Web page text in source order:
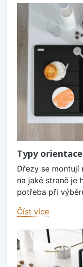
Typy
Dřezy se montují
na jaké straně je
potřeba při
Číst více